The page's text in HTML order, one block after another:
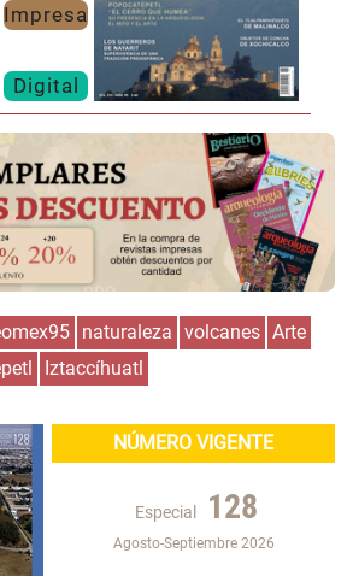
Impresa
Digital
naturaleza volcanes Arte
Iztaccíhuatl
NÚMERO VIGENTE
Especial 128
Agosto-Septiembre 2026